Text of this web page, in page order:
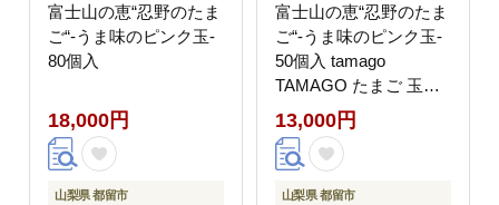
富士山の恵“忍野のたま
ご“‐うま味のピンク玉‐
80個入
18,000円
山梨県 都留市
富士山の恵“忍野のたま
ご“‐うま味のピンク玉‐
50個入 tamago
TAMAGO たまご 玉
子 卵
13,000円
山梨県 都留市